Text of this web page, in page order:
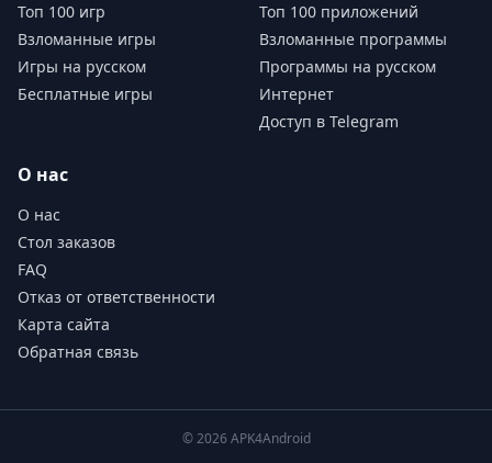
Топ 100 игр
Взломанные игры
Игры на русском
Бесплатные игры
Топ 100 приложений
Взломанные программы
Программы на русском
Интернет
Доступ в Telegram
О нас
О нас
Стол заказов
FAQ
Отказ от ответственности
Карта сайта
Обратная связь
© 2026 APK4Android